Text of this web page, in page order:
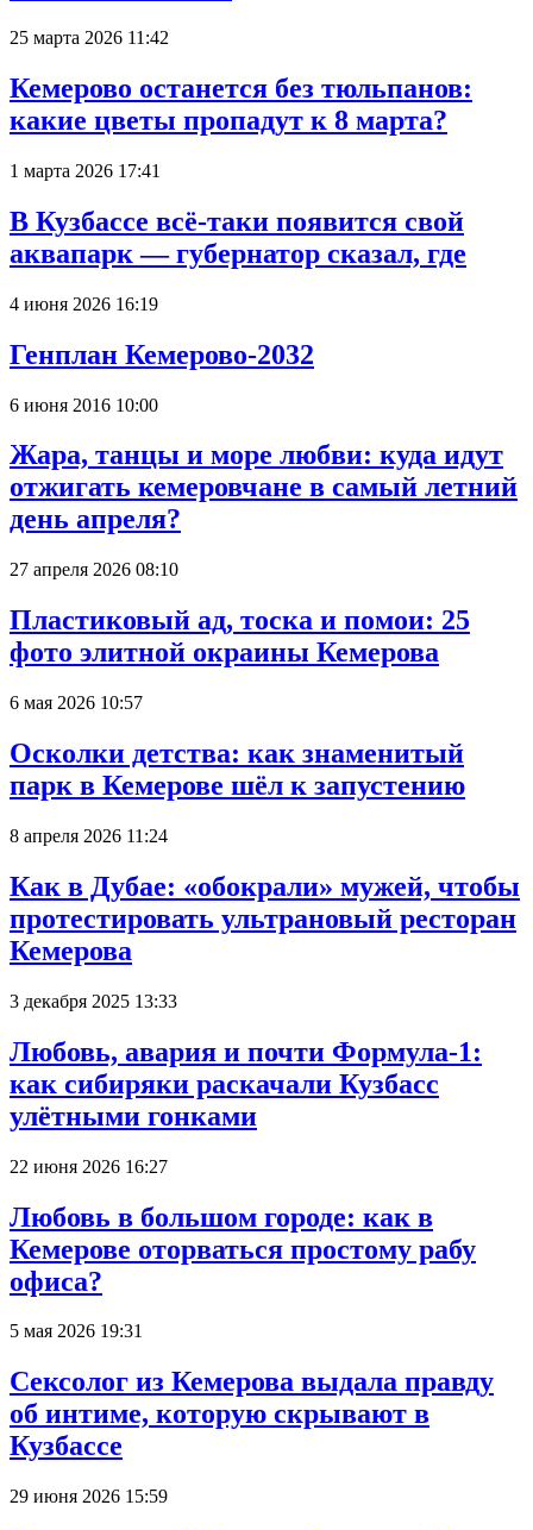
25 марта 2026 11:42
Кемерово останется без тюльпанов:
какие цветы пропадут к 8 марта?
1 марта 2026 17:41
В Кузбассе всё-таки появится свой
аквапарк — губернатор сказал, где
4 июня 2026 16:19
Генплан Кемерово-2032
6 июня 2016 10:00
Жара, танцы и море любви: куда идут
отжигать кемеровчане в самый летний
день апреля?
27 апреля 2026 08:10
Пластиковый ад, тоска и помои: 25
фото элитной окраины Кемерова
6 мая 2026 10:57
Осколки детства: как знаменитый
парк в Кемерове шёл к запустению
8 апреля 2026 11:24
Как в Дубае: «обокрали» мужей, чтобы
протестировать ультрановый ресторан
Кемерова
3 декабря 2025 13:33
Любовь, авария и почти Формула-1:
как сибиряки раскачали Кузбасс
улётными гонками
22 июня 2026 16:27
Любовь в большом городе: как в
Кемерове оторваться простому рабу
офиса?
5 мая 2026 19:31
Сексолог из Кемерова выдала правду
об интиме, которую скрывают в
Кузбассе
29 июня 2026 15:59